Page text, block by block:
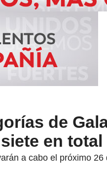
de
en
a cabo el próximo